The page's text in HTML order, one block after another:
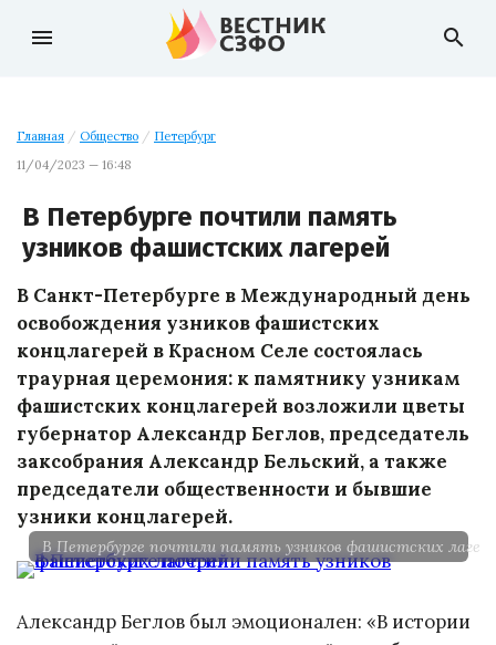
menu search
Главная / Общество / Петербург
11/04/2023 — 16:48
В Петербурге почтили память
узников фашистских лагерей
В Санкт-Петербурге в Международный день
освобождения узников фашистских
концлагерей в Красном Селе состоялась
траурная церемония: к памятнику узникам
фашистских концлагерей возложили цветы
губернатор Александр Беглов, председатель
заксобрания Александр Бельский, а также
председатели общественности и бывшие
узники концлагерей.
В Петербурге почтили память узников фашистских
Александр Беглов был эмоционален: «В истории